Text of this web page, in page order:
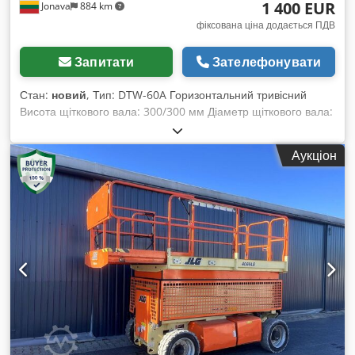
Jonava 884 km 1 400 EUR
фіксована ціна додається ПДВ
Запитати Зателефонувати
Стан: новий, Тип: DTW-60A Горизонтальний тривісний
Висота щіткового вала: 300/300 мм Діаметр щіткового вала:
300 мм Швидкість обертання валу: частотне регулювання
Потужність: 1,5 кВт Габарити для транспортування:
1220x720x900 мм Cedpfx Aod Tqt Nscdjrf Вага: 150 кг Ціна
запасної шліфувальної стрічки (щітки з шліфувальним
папером): 3,6 € + ПДВ / 1 м
Аукціон